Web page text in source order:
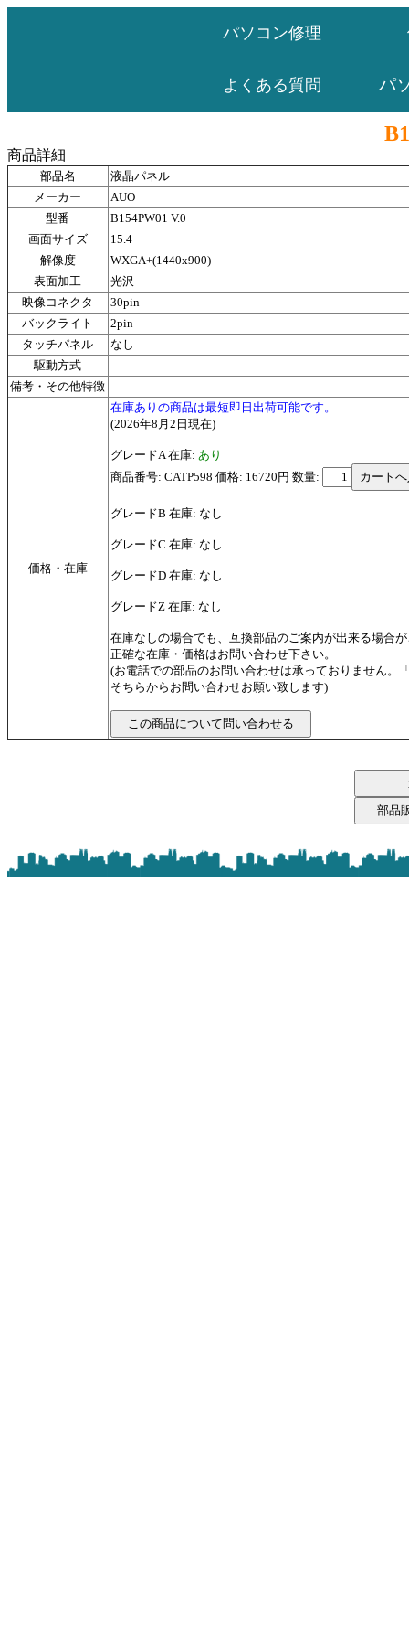
パソコン修理
よくある質問 パ
商品詳細
部品名
液晶パネル
メーカー
AUO
型番
B154PW01 V.0
画面サイズ
15.4
解像度
WXGA+(1440x900)
表面加工
光沢
映像コネクタ
30pin
バックライト
2pin
タッチパネル
なし
駆動方式
備考・その他特徴
価格・在庫
在庫ありの商品は最短即日出荷可能です。
(2026年8月2日現在)
グレードA 在庫: あり
商品番号: CATP598 価格: 16720円 数量:
グレードB 在庫: なし
グレードC 在庫: なし
グレードD 在庫: なし
グレードZ 在庫: なし
在庫なしの場合でも、互換部品のご案内が出来る場合
正確な在庫・価格はお問い合わせ下さい。
(お電話での部品のお問い合わせは承っておりません。
そちらからお問い合わせお願い致します)